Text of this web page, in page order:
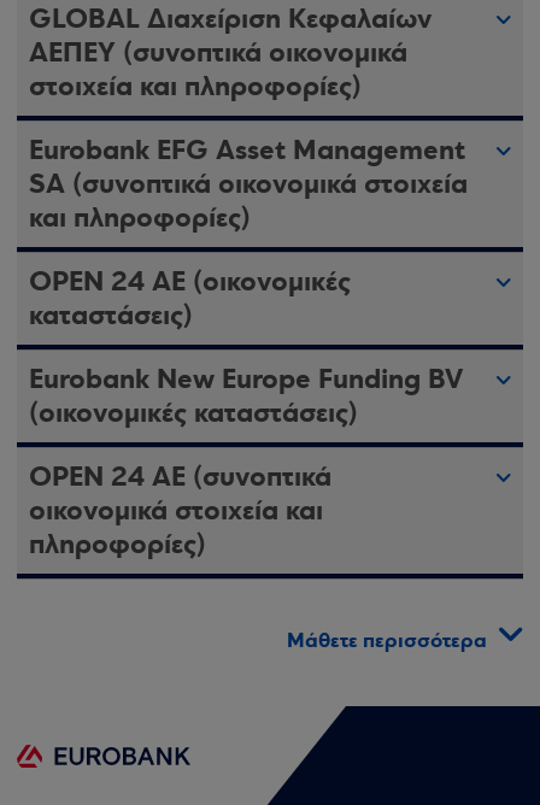
GLOBAL Διαχείριση Κεφαλαίων
ΑΕΠΕΥ (συνοπτικά οικονομικά
στοιχεία και πληροφορίες)
Eurobank EFG Asset Management
SA (συνοπτικά οικονομικά στοιχεία
και πληροφορίες)
OPEN 24 AE (οικονομικές
καταστάσεις)
Eurobank New Europe Funding BV
(οικονομικές καταστάσεις)
OPEN 24 AE (συνοπτικά
οικονομικά στοιχεία και
πληροφορίες)
Μάθετε περισσότερα